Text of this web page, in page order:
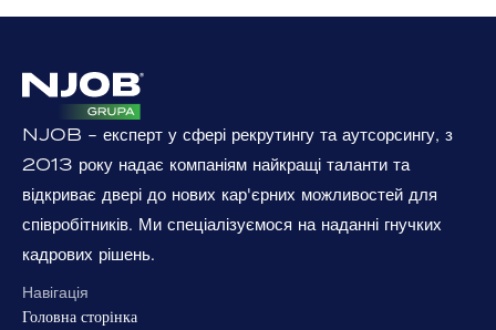
NJOB - експерт у сфері рекрутингу та аутсорсингу, з
2013 року надає компаніям найкращі таланти та
відкриває двері до нових кар'єрних можливостей для
співробітників. Ми спеціалізуємося на наданні гнучких
кадрових рішень.
Навігація
Головна сторінка